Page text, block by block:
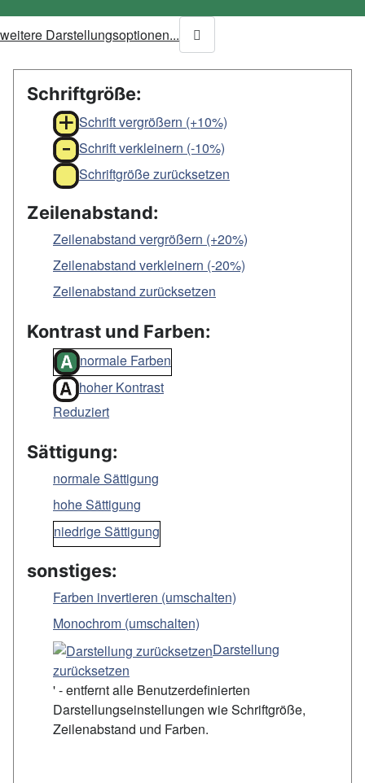
weitere Darstellungsoptionen...
Schriftgröße:
Schrift vergrößern (+10%)
Schrift verkleinern (-10%)
Schriftgröße zurücksetzen
Zeilenabstand:
Zeilenabstand vergrößern (+20%)
Zeilenabstand verkleinern (-20%)
Zeilenabstand zurücksetzen
Kontrast und Farben:
normale Farben
hoher Kontrast
Reduziert
Sättigung:
normale Sättigung
hohe Sättigung
niedrige Sättigung
sonstiges:
Farben invertieren (umschalten)
Monochrom (umschalten)
Darstellung
zurücksetzen
' - entfernt alle Benutzerdefinierten
Darstellungseinstellungen wie Schriftgröße,
Zeilenabstand und Farben.